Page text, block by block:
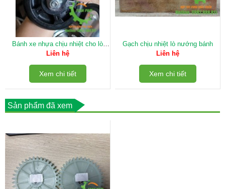
Bánh xe nhựa chịu nhiệt cho lò
nướng bánh mì
Liên hệ
Xem chi tiết
Gạch chịu nhiệt lò nướng bánh
Liên hệ
Xem chi tiết
Sản phẩm đã xem